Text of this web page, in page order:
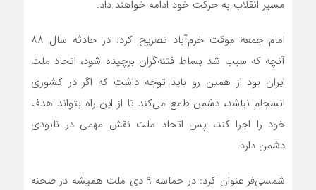
مسیر انقلاب به حرکت خود ادامه خواهند داد.
امام جمعه موقت خرم‌آباد تصریح کرد: در حادثه سال ۸۸
آنچه که سبب شد بساط فتنه‌گران برچیده شود، اتحاد ملت
ایران بود از همین رو باید توجه داشت که اگر در کشوری
انسجام نباشد، دشمن طمع می‌کند تا از این راه بتواند هدف
خود را اجرا کند، پس اتحاد ملت نقش مهمی در نابودی
دشمن دارد.
شمسی‌فر عنوان کرد: در حماسه ۹ دی ملت همیشه در صحنه